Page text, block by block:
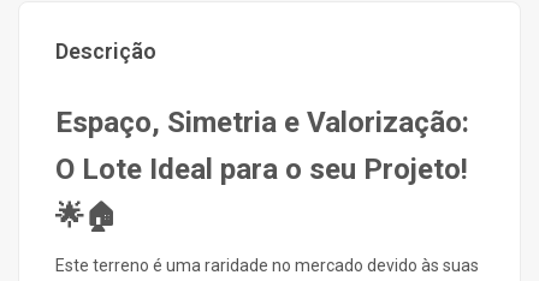
Descrição
Espaço, Simetria e Valorização:
O Lote Ideal para o seu Projeto!
🌟🏠
Este terreno é uma raridade no mercado devido às suas